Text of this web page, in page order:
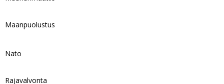
Maanpuolustus
Nato
Rajavalvonta